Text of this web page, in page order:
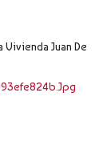
Juan De